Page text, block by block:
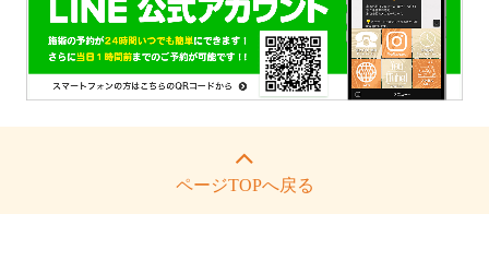
ページTOPへ戻る